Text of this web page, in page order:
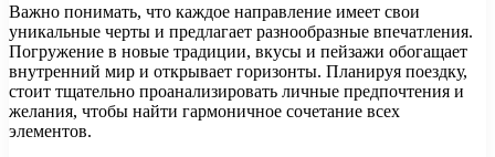
Важно понимать, что каждое направление имеет свои
уникальные черты и предлагает разнообразные впечатления.
Погружение в новые традиции, вкусы и пейзажи обогащает
внутренний мир и открывает горизонты. Планируя поездку,
стоит тщательно проанализировать личные предпочтения и
желания, чтобы найти гармоничное сочетание всех
элементов.